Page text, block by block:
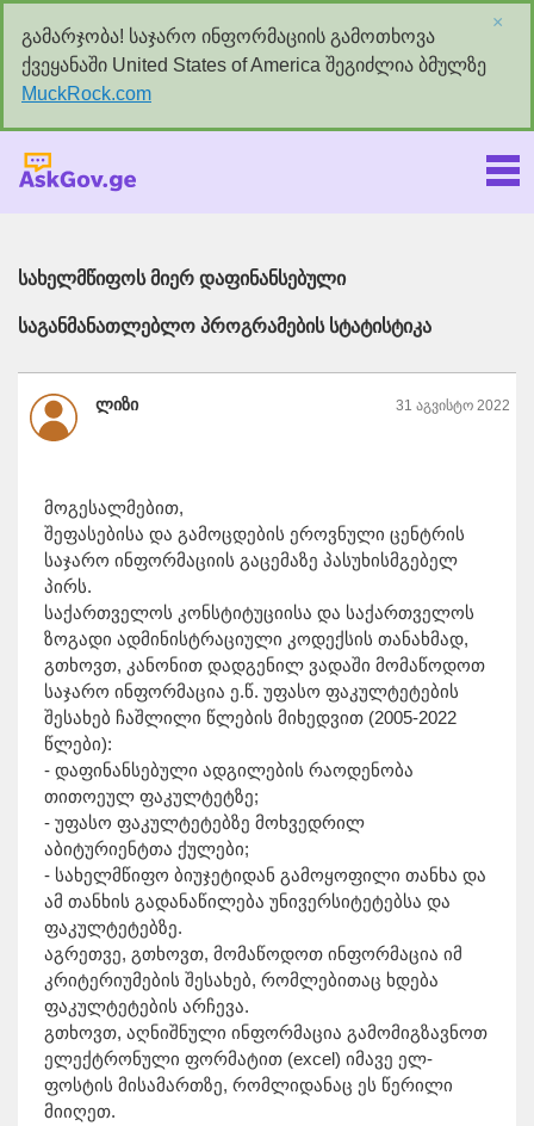
გამარჯობა! საჯარო ინფორმაციის გამოთხოვა
ქვეყანაში United States of America შეგიძლია ბმულზე
MuckRock.com
×
სახელმწიფოს მიერ დაფინანსებული
საგანმანათლებლო პროგრამების სტატისტიკა
ლიზი 31 აგვისტო 2022
მოგესალმებით,
შეფასებისა და გამოცდების ეროვნული ცენტრის
საჯარო ინფორმაციის გაცემაზე პასუხისმგებელ
პირს.
საქართველოს კონსტიტუციისა და საქართველოს
ზოგადი ადმინისტრაციული კოდექსის თანახმად,
გთხოვთ, კანონით დადგენილ ვადაში მომაწოდოთ
საჯარო ინფორმაცია ე.წ. უფასო ფაკულტეტების
შესახებ ჩაშლილი წლების მიხედვით (2005-2022
წლები):
- დაფინანსებული ადგილების რაოდენობა
თითოეულ ფაკულტეტზე;
- უფასო ფაკულტეტებზე მოხვედრილ
აბიტურიენტთა ქულები;
- სახელმწიფო ბიუჯეტიდან გამოყოფილი თანხა და
ამ თანხის გადანაწილება უნივერსიტეტებსა და
ფაკულტეტებზე.
აგრეთვე, გთხოვთ, მომაწოდოთ ინფორმაცია იმ
კრიტერიუმების შესახებ, რომლებითაც ხდება
ფაკულტეტების არჩევა.
გთხოვთ, აღნიშნული ინფორმაცია გამომიგზავნოთ
ელექტრონული ფორმატით (excel) იმავე ელ-
ფოსტის მისამართზე, რომლიდანაც ეს წერილი
მიიღეთ.